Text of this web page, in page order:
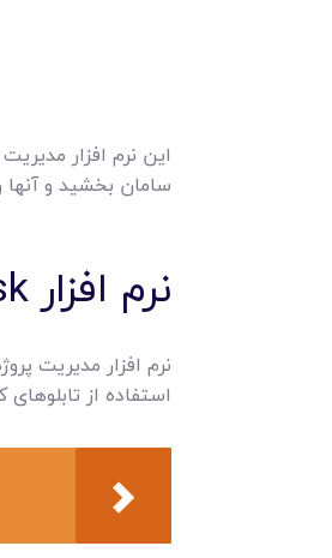
این نرم افزار
سامان بخشید و آنها
نرم افزار Meistertask
استفاده از